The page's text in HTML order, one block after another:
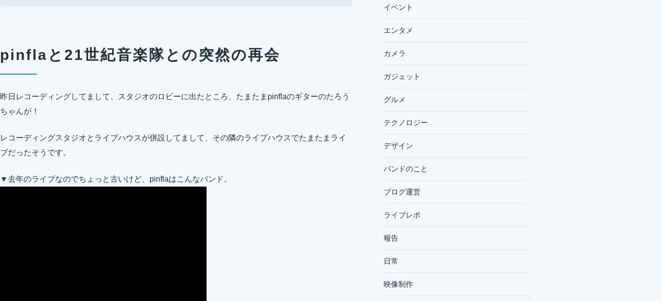
pinflaと21世紀音楽隊との突然の再会
昨日レコーディングしてまして、スタジオのロビーに出たところ、たまたまpinflaのギターのたろう
ちゃんが！
レコーディングスタジオとライブハウスが併設してまして、その隣のライブハウスでたまたまライ
ブだったそうです。
▼去年のライブなのでちょっと古いけど、pinflaはこんなバンド。
イベント
エンタメ
カメラ
ガジェット
グルメ
テクノロジー
デザイン
バンドのこと
ブログ運営
ライブレポ
報告
日常
映像制作